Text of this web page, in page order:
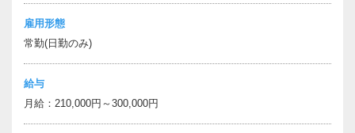
雇用形態
常勤(日勤のみ)
給与
月給：210,000円～300,000円